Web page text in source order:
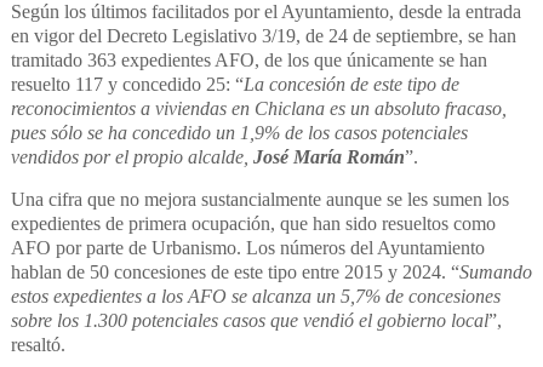
Según los últimos facilitados por el Ayuntamiento, desde la entrada
en vigor del Decreto Legislativo 3/19, de 24 de septiembre, se han
tramitado 363 expedientes AFO, de los que únicamente se han
resuelto 117 y concedido 25: “La concesión de este tipo de
reconocimientos a viviendas en Chiclana es un absoluto fracaso,
pues sólo se ha concedido un 1,9% de los casos potenciales
vendidos por el propio alcalde, José María Román”.
Una cifra que no mejora sustancialmente aunque se les sumen los
expedientes de primera ocupación, que han sido resueltos como
AFO por parte de Urbanismo. Los números del Ayuntamiento
hablan de 50 concesiones de este tipo entre 2015 y 2024. “Sumando
estos expedientes a los AFO se alcanza un 5,7% de concesiones
sobre los 1.300 potenciales casos que vendió el gobierno local”,
resaltó.